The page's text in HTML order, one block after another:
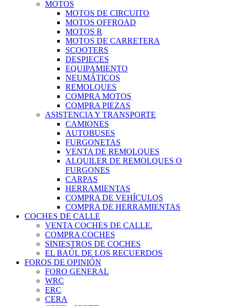
MOTOS
MOTOS DE CIRCUITO
MOTOS OFFROAD
MOTOS R
MOTOS DE CARRETERA
SCOOTERS
DESPIECES
EQUIPAMIENTO
NEUMÁTICOS
REMOLQUES
COMPRA MOTOS
COMPRA PIEZAS
ASISTENCIA Y TRANSPORTE
CAMIONES
AUTOBUSES
FURGONETAS
VENTA DE REMOLQUES
ALQUILER DE REMOLQUES O
FURGONES
CARPAS
HERRAMIENTAS
COMPRA DE VEHÍCULOS
COMPRA DE HERRAMIENTAS
COCHES DE CALLE
VENTA COCHES DE CALLE.
COMPRA COCHES
SINIESTROS DE COCHES
EL BAÚL DE LOS RECUERDOS
FOROS DE OPINIÓN
FORO GENERAL
WRC
ERC
CERA